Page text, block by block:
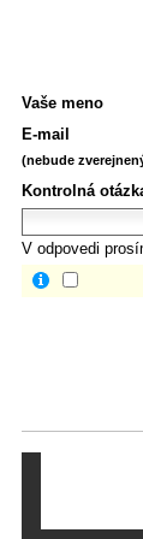
Vaše meno
E-mail
(nebude
Kontrolná
V odpovedi